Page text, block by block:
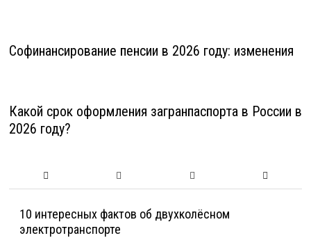
Софинансирование пенсии в 2026 году: изменения
Какой срок оформления загранпаспорта в России в
2026 году?
10 интересных фактов об двухколёсном
электротранспорте